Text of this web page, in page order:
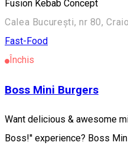
Fusion Kebab Concept
Calea București, nr 80,
Fast-Food
Închis
Boss Mini Burgers
Want delicious & awesome
Boss!'' experience? Boss